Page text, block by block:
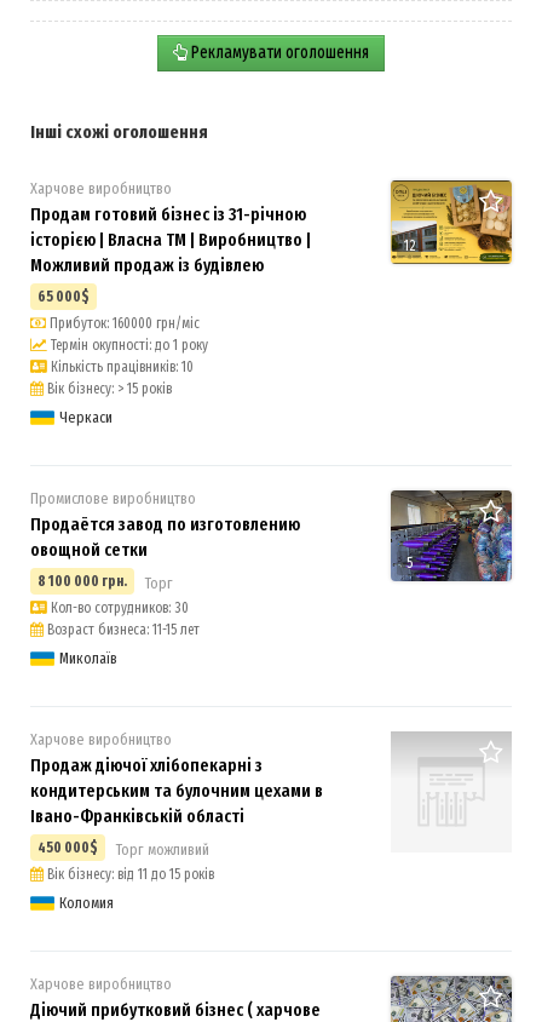
Рекламувати оголошення
Інші схожі оголошення
12
Харчове виробництво
Продам готовий бізнес із 31-річною
історією | Власна ТМ | Виробництво |
Можливий продаж із будівлею
65 000$
Прибуток: 160000 грн/міс
Термін окупності: до 1 року
Кількість працівників: 10
Вік бізнесу: > 15 років
Черкаси
5
Промислове виробництво
Продаётся завод по изготовлению
овощной сетки
8 100 000 грн. Торг
Кол-во сотрудников: 30
Возраст бизнеса: 11-15 лет
Миколаїв
Харчове виробництво
Продаж діючої хлібопекарні з
кондитерським та булочним цехами в
Івано-Франківській області
450 000$ Торг можливий
Вік бізнесу: від 11 до 15 років
Коломия
Харчове виробництво
Діючий прибутковий бізнес ( харчове